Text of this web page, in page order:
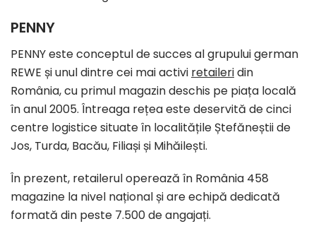
PENNY
PENNY este conceptul de succes al grupului german
REWE și unul dintre cei mai activi retaileridin
România, cu primul magazin deschis pe piața locală
în anul 2005. Întreaga rețea este deservită de cinci
centre logistice situate în localitățile Ștefăneștii de
Jos, Turda, Bacău, Filiași și Mihăilești.
În prezent, retailerul operează în România 458
magazine la nivel național și are echipă dedicată
formată din peste 7.500 de angajați.